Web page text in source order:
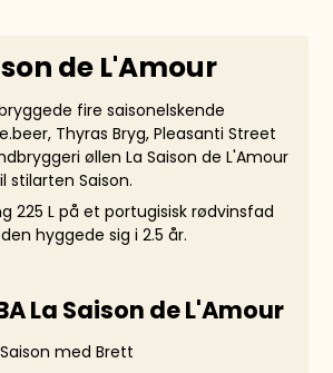
de L'Amour
fire saisonelskende
Thyras Bryg, Pleasanti Street
øllen La Saison de L'Amour
stilarten Saison.
225 L på et portugisisk rødvinsfad
hyggede sig i 2.5 år.
La Saison de L'Amour
med Brett